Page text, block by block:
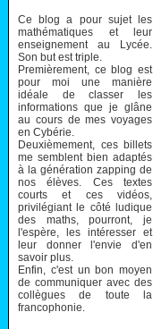
Ce blog a pour sujet les
mathématiques et leur
enseignement au Lycée.
Son but est triple.
Premièrement, ce blog est
pour moi une manière
idéale de classer les
informations que je glâne
au cours de mes voyages
en Cybérie.
Deuxièmement, ces billets
me semblent bien adaptés
à la génération zapping de
nos élèves. Ces textes
courts et ces vidéos,
privilégiant le côté ludique
des maths, pourront, je
l'espère, les intéresser et
leur donner l'envie d'en
savoir plus.
Enfin, c'est un bon moyen
de communiquer avec des
collègues de toute la
francophonie.